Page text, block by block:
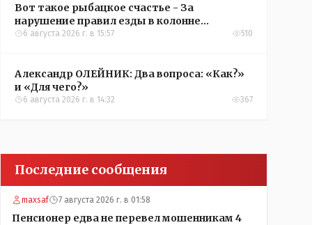
Вот такое рыбацкое счастье - За
нарушение правил езды в колонне
оштрафовали участников соревнований в
6 августа 2026 г. в 15:57 510
Александр ОЛЕЙНИК: Два вопроса: «Как?»
и «Для чего?»
6 августа 2026 г. в 14:32 367
Последние сообщения
maxsaf 7 августа 2026 г. в 01:58
Пенсионер едва не перевел мошенникам 4